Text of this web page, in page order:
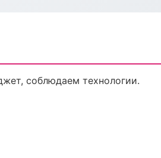
соблюдаем технологии.